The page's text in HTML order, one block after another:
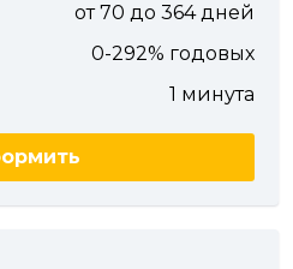
от 70 до 364 дней
0-292% годовых
1 минута